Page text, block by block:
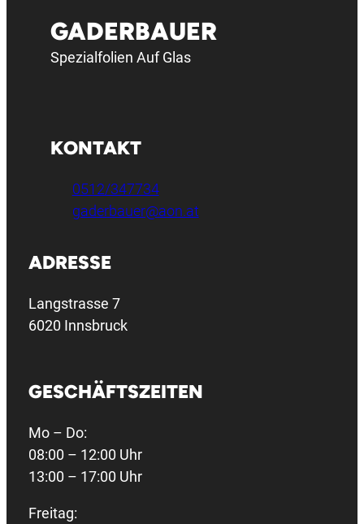
GADERBAUER
Spezialfolien Auf Glas
KONTAKT
0512/347734
gaderbauer@aon.at
ADRESSE
Langstrasse 7
6020 Innsbruck
GESCHÄFTSZEITEN
Mo – Do:
08:00 – 12:00 Uhr
13:00 – 17:00 Uhr
Freitag: